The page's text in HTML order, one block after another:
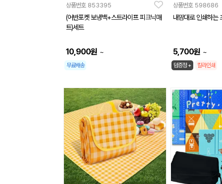
상품번호 853395
(어반포켓 보냉백+스트라이프 피크닉매
트)세트
10,900원 ~
무료배송
상품번호 598686
내맘대로 인쇄하는
5,700원 ~
덤증정 + 칼라인쇄